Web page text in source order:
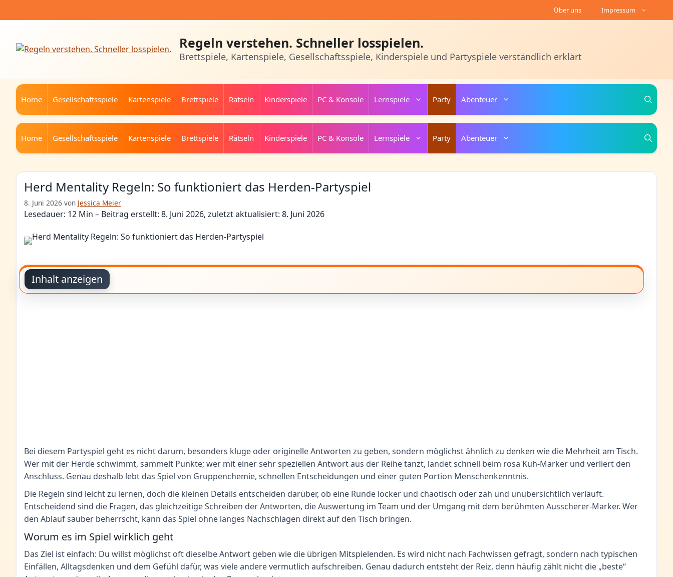
Inhalt
Über uns Impressum
Regeln verstehen. Schneller losspielen.
Brettspiele, Kartenspiele, Gesellschaftsspiele, Kinderspiele und Partyspiele verständlich erklärt
Home Gesellschaftsspiele Kartenspiele Brettspiele Rätseln Kinderspiele PC & Konsole Lernspiele Party Abenteuer
Home Gesellschaftsspiele Kartenspiele Brettspiele Rätseln Kinderspiele PC & Konsole Lernspiele Party Abenteuer
Herd Mentality Regeln: So funktioniert das Herden-Partyspiel
8. Juni 2026 von Jessica Meier
Lesedauer: 12 Min – Beitrag erstellt: 8. Juni 2026, zuletzt aktualisiert: 8. Juni 2026
Inhalt anzeigen
Bei diesem Partyspiel geht es nicht darum, besonders kluge oder originelle Antworten zu geben, sondern möglichst ähnlich zu denken wie die Mehrheit am Tisch.
Wer mit der Herde schwimmt, sammelt Punkte; wer mit einer sehr speziellen Antwort aus der Reihe tanzt, landet schnell beim rosa Kuh-Marker und verliert den
Anschluss. Genau deshalb lebt das Spiel von Gruppenchemie, schnellen Entscheidungen und einer guten Portion Menschenkenntnis.
Die Regeln sind leicht zu lernen, doch die kleinen Details entscheiden darüber, ob eine Runde locker und chaotisch oder zäh und unübersichtlich verläuft.
Entscheidend sind die Fragen, das gleichzeitige Schreiben der Antworten, die Auswertung im Team und der Umgang mit dem berühmten Ausscherer-Marker. Wer
den Ablauf sauber beherrscht, kann das Spiel ohne langes Nachschlagen direkt auf den Tisch bringen.
Worum es im Spiel wirklich geht
Das Ziel ist einfach: Du willst möglichst oft dieselbe Antwort geben wie die übrigen Mitspielenden. Es wird nicht nach Fachwissen gefragt, sondern nach typischen
Einfällen, Alltagsdenken und dem Gefühl dafür, was viele andere vermutlich aufschreiben. Genau dadurch entsteht der Reiz, denn häufig zählt nicht die „beste“